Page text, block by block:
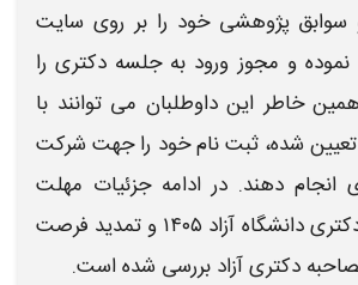
سوابق پژوهشی خود را بر روی سایت
نموده و مجوز ورود بهجلسه دکتریرا
خاطر این داوطلبان می توانند با
شده، ثبت نامخود را جهت شرکت
انجام دهند. در ادامه جزئیات مهلت
دانشگاه آزاد ۱۴۰۵
وتمدید فرصت
دکتری آزاد بررسی شده است.